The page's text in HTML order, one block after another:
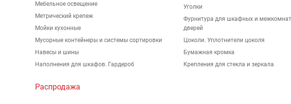
Мебельное освещение
Метрический крепеж
Мойки кухонные
Мусорные контейнеры и системы сортировки
Навесы и шины
Наполнения для шкафов. Гардероб
Уголки
Фурнитура для шкафных и
дверей
Цоколи. Уплотнители цоколя
Бумажная кромка
Крепления для стекла и зеркала
Распродажа